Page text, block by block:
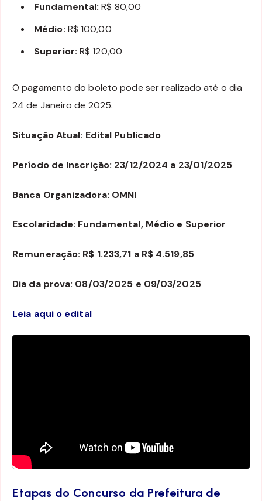
Fundamental:R$ 80,00
Médio: R$ 100,00
Superior: R$ 120,00
O pagamento do boleto pode ser realizado até o dia
24 de Janeiro de 2025.
Situação Atual: Edital Publicado
Período de Inscrição: 23/12/2024 a 23/01/2025
Banca Organizadora: OMNI
Escolaridade: Fundamental, Médio e Superior
Remuneração: R$ 1.233,71 a R$ 4.519,85
Dia da prova: 08/03/2025 e 09/03/2025
Leia aqui o edital
Etapas do Concurso da Prefeitura de